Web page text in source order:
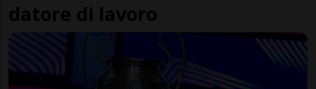
datore di lavoro